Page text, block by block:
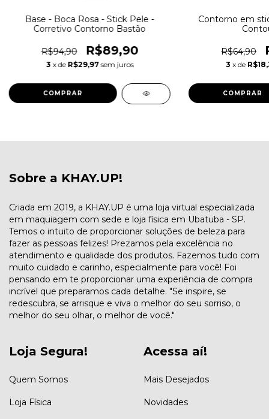
Base - Boca Rosa - Stick Pele -
Corretivo Contorno Bastão
R$94,90 R$89,90
3 x de R$29,97 sem juros
COMPRAR
Contorno em
R$64,90
3 x de
COMPRAR
Sobre a KHAY.UP!
Criada em 2019, a KHAY.UP é uma loja virtual especializada
em maquiagem com sede e loja física em Ubatuba - SP.
Temos o intuito de proporcionar soluções de beleza para
fazer as pessoas felizes! Prezamos pela excelência no
atendimento e qualidade dos produtos. Fazemos tudo com
muito cuidado e carinho, especialmente para você! Foi
pensando em te proporcionar uma experiência de compra
incrível que preparamos cada detalhe. "Se inspire, se
redescubra, se arrisque e viva o melhor do seu sorriso, o
melhor do seu olhar, o melhor de você."
Loja Segura!
Quem Somos
Loja Física
Acessa aí!
Mais Desejados
Novidades